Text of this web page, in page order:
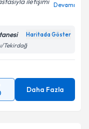
Devamı
Haritada Göster
Tekirdağ
Daha Fazla